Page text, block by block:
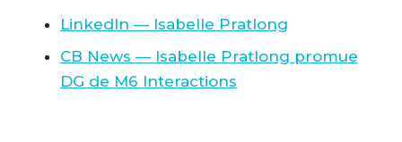
LinkedIn — Isabelle Pratlong
CB News — Isabelle Pratlong promue
DG de M6 Interactions